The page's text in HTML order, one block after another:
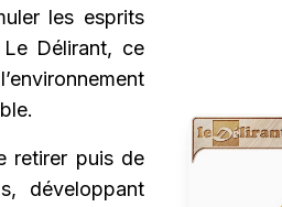
les esprits
Délirant, ce
retirer puis de
développant